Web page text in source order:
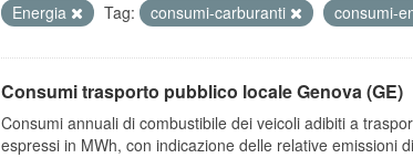
Energia
Tag: consumi-carburanti consumi-
Consumi trasporto pubblico locale Genova (GE)
Consumi annuali di combustibile dei veicoli adibiti a
espressi in MWh, con indicazione delle relative emissioni